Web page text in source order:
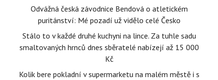
Odvážná česká závodnice Bendová o atletickém
puritánství: Mé pozadí už vidělo celé Česko
Stálo to v každé druhé kuchyni na lince. Za tuhle sadu
smaltovaných hrnců dnes sběratelé nabízejí až 15 000
Kč
Kolik bere pokladní v supermarketu na malém městě i s